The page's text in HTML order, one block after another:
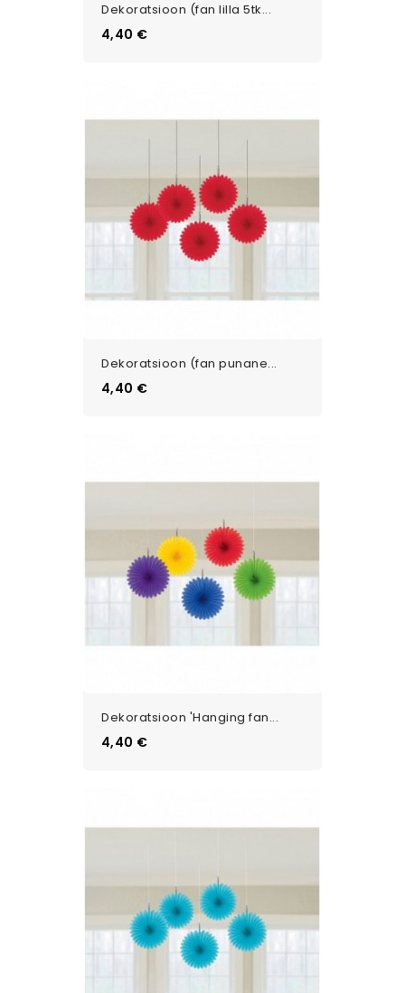
Dekoratsioon (fan lilla 5tk...
Цена
4,40 €
Dekoratsioon (fan punane...
Цена
4,40 €
Dekoratsioon 'Hanging fan...
Цена
4,40 €